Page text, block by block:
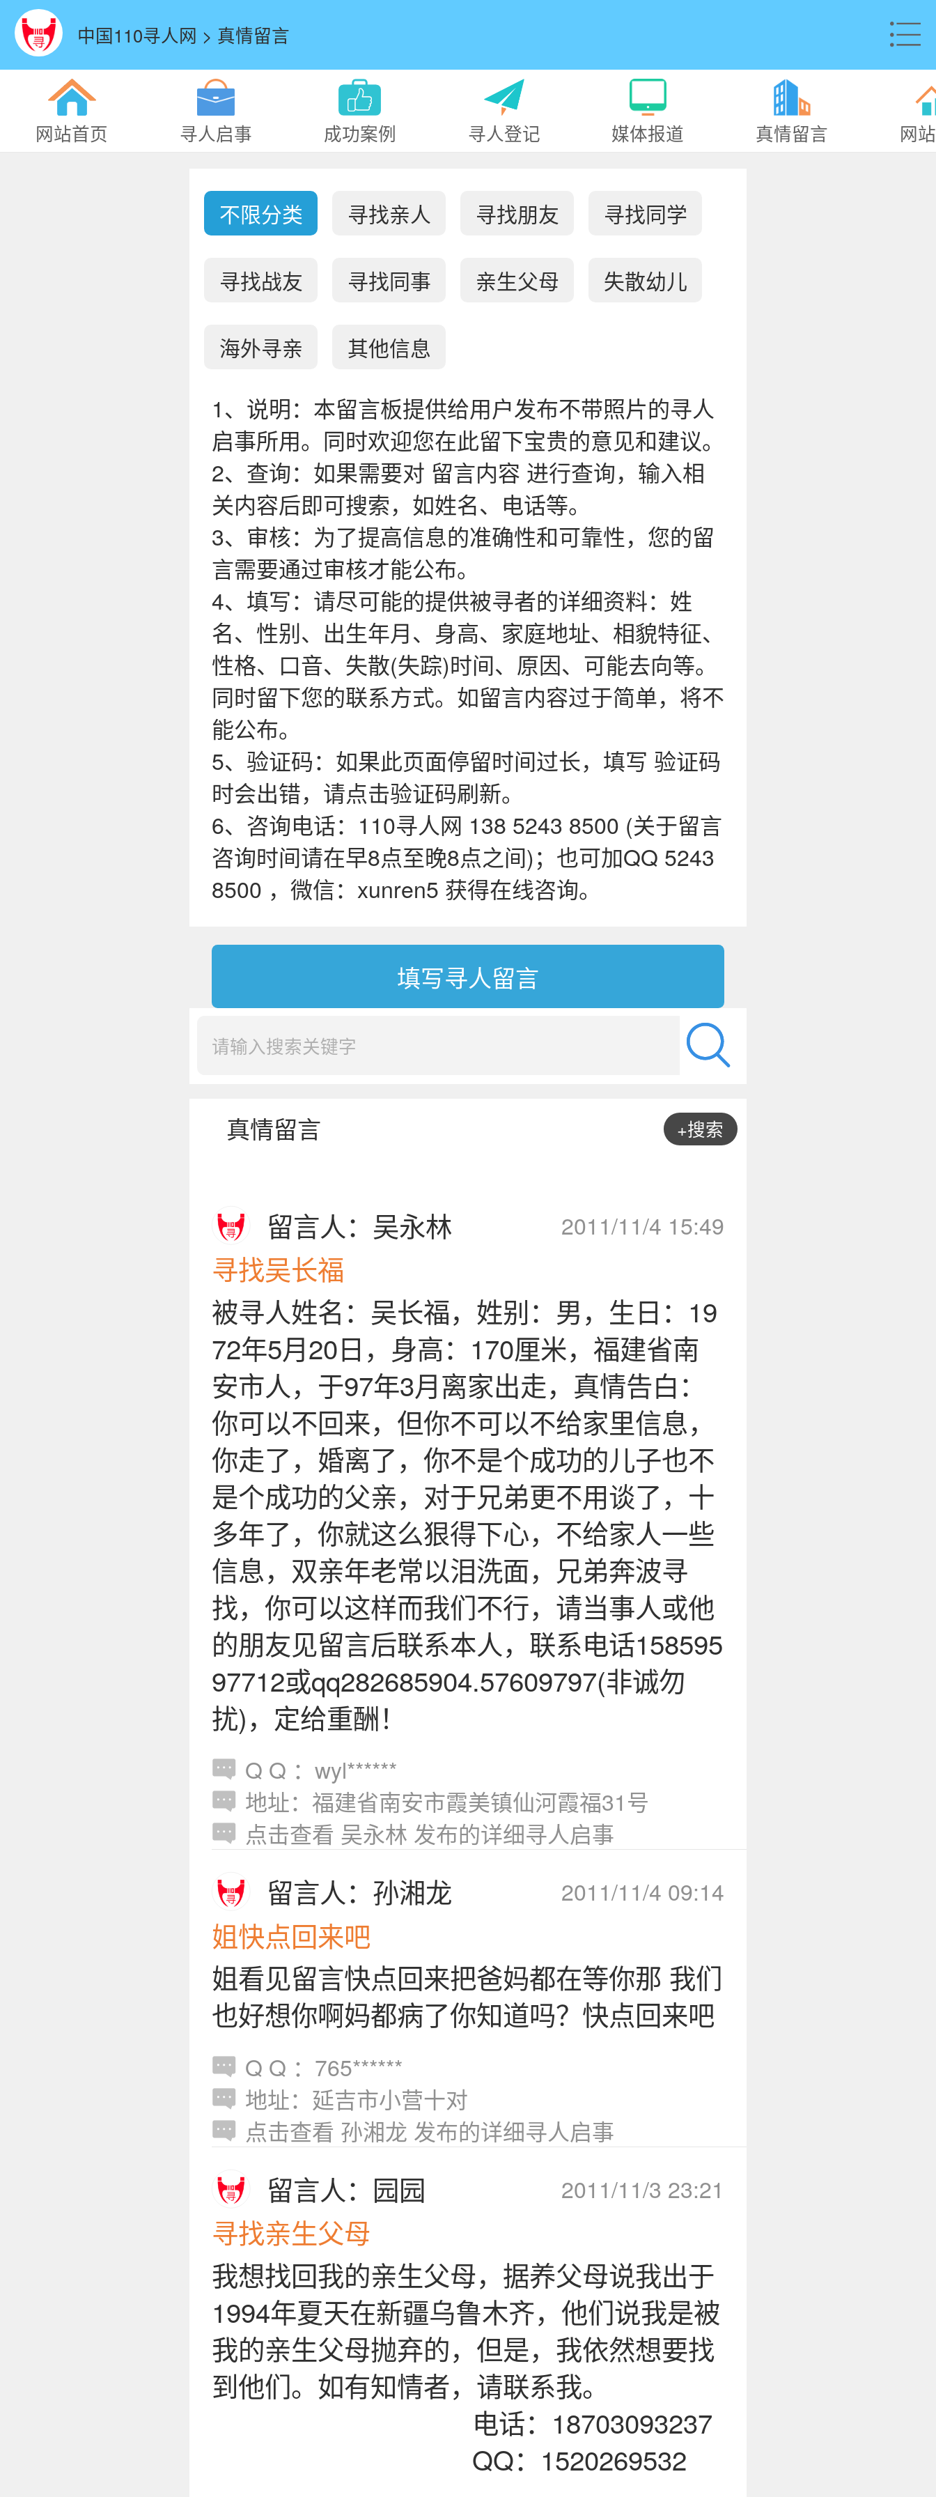
中国110寻人网 > 真情留言
网站首页 寻人启事 成功案例 寻人登记 媒体报道 真情留言 网
不限分类 寻找亲人 寻找朋友 寻找同学
寻找战友 寻找同事 亲生父母 失散幼儿
海外寻亲 其他信息
1、说明：本留言板提供给用户发布不带照片的寻人
启事所用。同时欢迎您在此留下宝贵的意见和建议。
2、查询：如果需要对 留言内容 进行查询，输入相
关内容后即可搜索，如姓名、电话等。
3、审核：为了提高信息的准确性和可靠性，您的留
言需要通过审核才能公布。
4、填写：请尽可能的提供被寻者的详细资料：姓
名、性别、出生年月、身高、家庭地址、相貌特征、
性格、口音、失散(失踪)时间、原因、可能去向等。
同时留下您的联系方式。如留言内容过于简单，将不
能公布。
5、验证码：如果此页面停留时间过长，填写 验证码
时会出错，请点击验证码刷新。
6、咨询电话：110寻人网 138 5243 8500 (关于留言
咨询时间请在早8点至晚8点之间)；也可加QQ 5243
8500 ，微信：xunren5 获得在线咨询。
+搜索
真情留言
2011/11/4 15:49
留言人：吴永林
寻找吴长福
被寻人姓名：吴长福，姓别：男，生日：19
72年5月20日，身高：170厘米，福建省南
安市人，于97年3月离家出走，真情告白：
你可以不回来，但你不可以不给家里信息，
你走了，婚离了，你不是个成功的儿子也不
是个成功的父亲，对于兄弟更不用谈了，十
多年了，你就这么狠得下心，不给家人一些
信息，双亲年老常以泪洗面，兄弟奔波寻
找，你可以这样而我们不行，请当事人或他
的朋友见留言后联系本人，联系电话158595
97712或qq282685904.57609797(非诚勿
扰)，定给重酬！
Q Q ：wyl******
地址：福建省南安市霞美镇仙河霞福31号
点击查看 吴永林 发布的详细寻人启事
2011/11/4 09:14
留言人：孙湘龙
姐快点回来吧
姐看见留言快点回来把爸妈都在等你那 我们
也好想你啊妈都病了你知道吗？快点回来吧
Q Q ：765******
地址：延吉市小营十对
点击查看 孙湘龙 发布的详细寻人启事
2011/11/3 23:21
留言人：园园
寻找亲生父母
我想找回我的亲生父母，据养父母说我出于
1994年夏天在新疆乌鲁木齐，他们说我是被
我的亲生父母抛弃的，但是，我依然想要找
到他们。如有知情者，请联系我。
电话：18703093237
QQ：1520269532